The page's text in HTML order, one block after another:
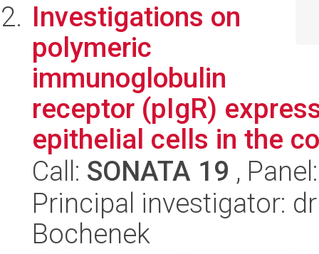
Investigations on
polymeric
immunoglobulin
receptor (pIgR)
epithelial cells in the
Call: SONATA 19 ,
Principal investigator:
Bochenek